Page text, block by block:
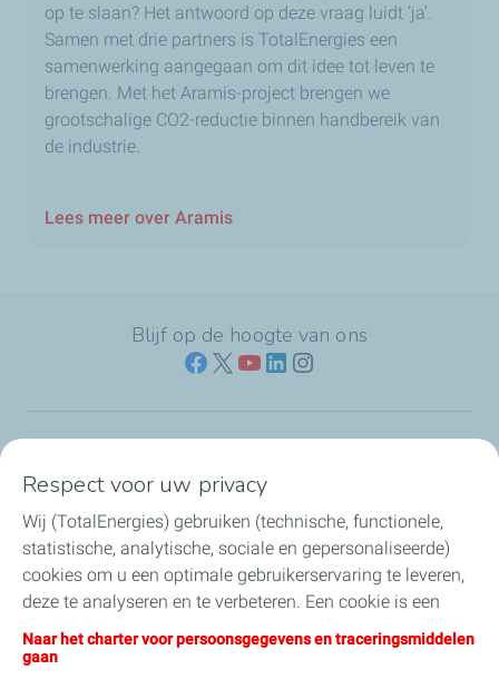
op te slaan? Het antwoord op deze vraag luidt ‘ja’.
Samen met drie partners is TotalEnergies een
samenwerking aangegaan om dit idee tot leven te
brengen. Met het Aramis-project brengen we
grootschalige CO2-reductie binnen handbereik van
de industrie.
Lees meer over Aramis
Blijf op de hoogte van ons
Producten & services
Koolstofarme brandstoffen
Direct regelen & contact
Respect voor uw privacy
Wij (TotalEnergies) gebruiken (technische, functionele,
statistische, analytische, sociale en gepersonaliseerde)
cookies om u een optimale gebruikerservaring te leveren,
deze te analyseren en te verbeteren. Een cookie is een
klein tekstbestand dat bij het eerste bezoek aan een
website wordt opgeslagen in de browser van het toestel
Naar het charter voor persoonsgegevens en traceringsmiddelen
gaan